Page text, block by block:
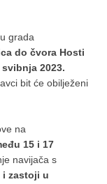
grada
do čvora Hosti
2023.
bit će obilježeni
na
15 i 17
navijača s
i zastoji u